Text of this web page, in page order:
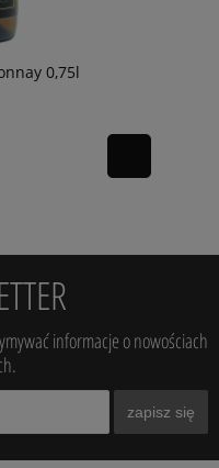
0,75l
informacje o nowościach
zapisz się